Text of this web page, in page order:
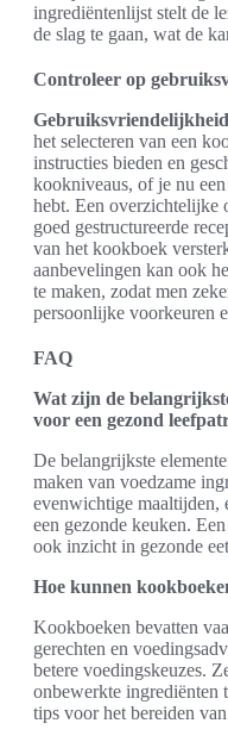
ingrediëntenlijst stelt de
de slag te gaan, wat de
Controleer op
Gebruiksvriendelijkheid
het selecteren van een
instructies bieden en
kookniveaus, of je nu
hebt. Een overzichtelijke
goed gestructureerde
van het kookboek
aanbevelingen kan ook
te maken, zodat men
persoonlijke voorkeuren
FAQ
Wat zijn de
voor een gezond
De belangrijkste
maken van voedzame
evenwichtige maaltijden,
een gezonde keuken.
ook inzicht in gezonde
Hoe kunnen
Kookboeken bevatten
gerechten en
betere voedingskeuzes.
onbewerkte ingrediënten
tips voor het bereiden